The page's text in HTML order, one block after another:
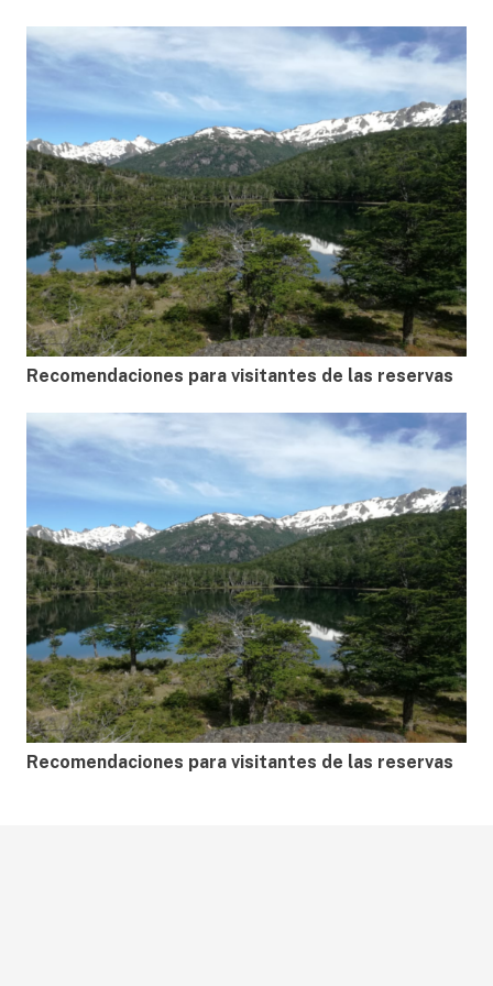
Recomendaciones para visitantes de las reservas
Recomendaciones para visitantes de las reservas